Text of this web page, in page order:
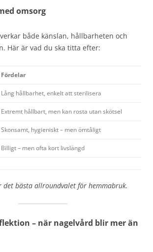
omsorg
både känslan, hållbarheten och
Här är vad du ska titta efter:
Fördelar
Lång hållbarhet, enkelt att sterilisera
Extremt hållbart, men kan rosta utan skötsel
Skonsamt, hygieniskt – men ömtåligt
Billigt – men ofta kort livslängd
bästa allroundvalet för hemmabruk.
– när nagelvård blir mer än